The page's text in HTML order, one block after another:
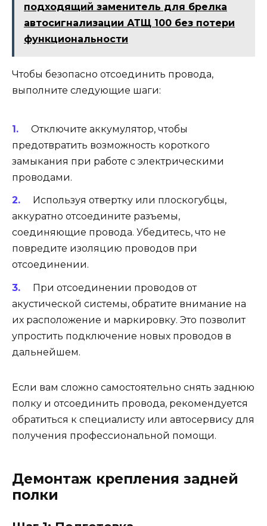
подходящий заменитель для брелка
автосигнализации АТЩ 100 без потери
функциональности
Чтобы безопасно отсоединить провода,
выполните следующие шаги:
Отключите аккумулятор, чтобы
предотвратить возможность короткого
замыкания при работе с электрическими
проводами.
Используя отвертку или плоскогубцы,
аккуратно отсоедините разъемы,
соединяющие провода. Убедитесь, что не
повредите изоляцию проводов при
отсоединении.
При отсоединении проводов от
акустической системы, обратите внимание на
их расположение и маркировку. Это позволит
упростить подключение новых проводов в
дальнейшем.
Если вам сложно самостоятельно снять заднюю
полку и отсоединить провода, рекомендуется
обратиться к специалисту или автосервису для
получения профессиональной помощи.
Демонтаж крепления задней
полки